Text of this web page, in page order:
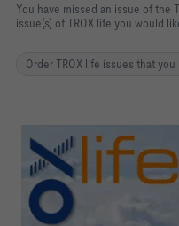
You have missed an issue of the
issue(s) of TROX life you would
Order TROX life issues that